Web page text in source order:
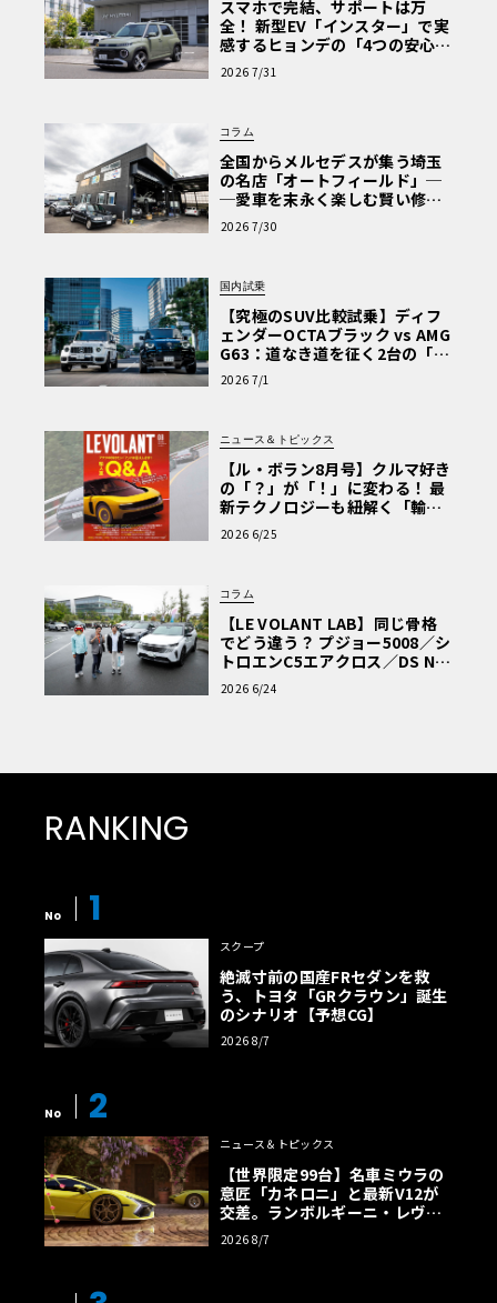
スマホで完結、サポートは万
全！ 新型EV「インスター」で実
感するヒョンデの「4つの安心」
【第1回・ヒョンデ6つの疑問：
Why? Hyundai?】〈PR〉
2026 7/31
コラム
全国からメルセデスが集う埼玉
の名店「オートフィールド」─
─愛車を末永く楽しむ賢い修理
術と、プロがフックス製オイル
を選ぶ理由〈PR〉
2026 7/30
国内試乗
【究極のSUV比較試乗】ディフ
ェンダーOCTAブラック vs AMG
G63：道なき道を征く2台の「対
極的アプローチ」
2026 7/1
ニュース＆トピックス
【ル・ボラン8月号】クルマ好き
の「？」が「！」に変わる！ 最
新テクノロジーも紐解く「輸入
車Q&A」
2026 6/25
コラム
【LE VOLANT LAB】同じ骨格
でどう違う？ プジョー5008／シ
トロエンC5エアクロス／DS Nº4
読者一気乗りレポート
2026 6/24
RANKING
No 1
スクープ
絶滅寸前の国産FRセダンを救
う、トヨタ「GRクラウン」誕生
のシナリオ【予想CG】
2026 8/7
No 2
ニュース＆トピックス
【世界限定99台】名車ミウラの
意匠「カネロニ」と最新V12が
交差。ランボルギーニ・レヴエ
ルトに60周年記念車が登場
2026 8/7